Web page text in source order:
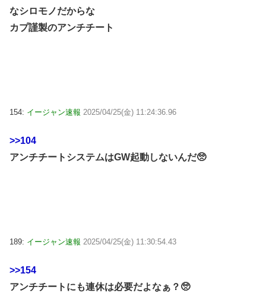
なシロモノだからな
カプ謹製のアンチチート
154: イージャン速報 2025/04/25(金) 11:24:36.96
>>104
アンチチートシステムはGW起動しないんだ🥺
189: イージャン速報 2025/04/25(金) 11:30:54.43
>>154
アンチチートにも連休は必要だよなぁ？🥺